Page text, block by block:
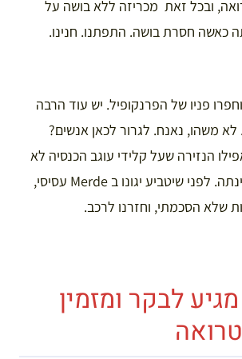
ובכל זאת מכריזה ללא בושה על
כאשה חסרת בושה. התפתנו. חנינו.
פניו של הפרנקופיל. יש עוד הרבה
משהו, נאנח. לגרור לכאן אנשים?
הנזירה שעל קלידי עוגב הכנסיה לא
מהלה אכזבתו בנגינתה. לפני שיטביע יגונו ב Merde עסיסי,
שלא הסכמתי, וחזרנו לרכב.
לבקר ומזמין